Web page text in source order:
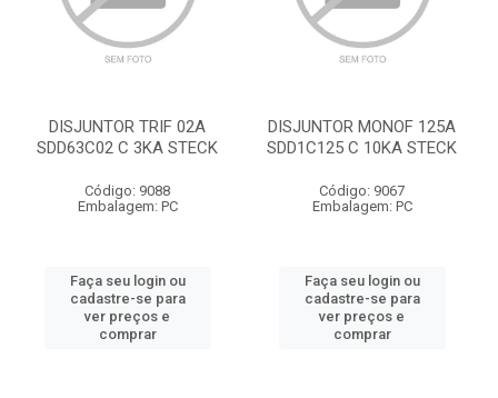
DISJUNTOR TRIF 02A
SDD63C02 C 3KA STECK
Código: 9088
Embalagem: PC
Faça seu login ou
cadastre-se para
ver preços e
comprar
DISJUNTOR MONOF 125A
SDD1C125 C 10KA STECK
Código: 9067
Embalagem: PC
Faça seu login ou
cadastre-se para
ver preços e
comprar